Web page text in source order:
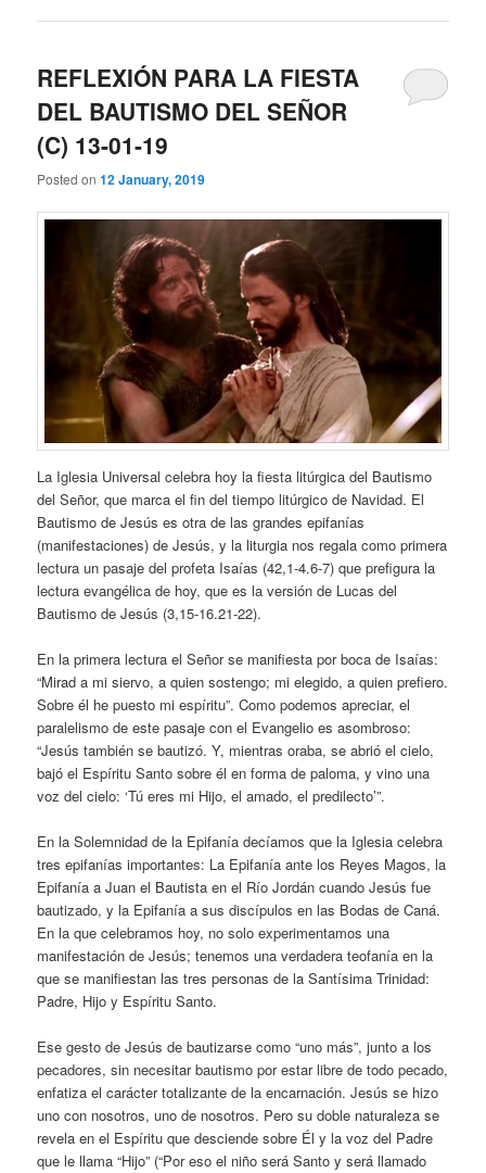
REFLEXIÓN PARA LA FIESTA
DEL BAUTISMO DEL SEÑOR
(C) 13-01-19
Posted on12 January, 2019
La Iglesia Universal celebra hoy la fiesta litúrgica del Bautismo
del Señor, que marca el fin del tiempo litúrgico de Navidad. El
Bautismo de Jesús es otra de las grandes epifanías
(manifestaciones) de Jesús, y la liturgia nos regala como primera
lectura un pasaje del profeta Isaías (42,1-4.6-7) que prefigura la
lectura evangélica de hoy, que es la versión de Lucas del
Bautismo de Jesús (3,15-16.21-22).
En la primera lectura el Señor se manifiesta por boca de Isaías:
“Mirad a mi siervo, a quien sostengo; mi elegido, a quien prefiero.
Sobre él he puesto mi espíritu”. Como podemos apreciar, el
paralelismo de este pasaje con el Evangelio es asombroso:
“Jesús también se bautizó. Y, mientras oraba, se abrió el cielo,
bajó el Espíritu Santo sobre él en forma de paloma, y vino una
voz del cielo: ‘Tú eres mi Hijo, el amado, el predilecto’”.
En la Solemnidad de la Epifanía decíamos que la Iglesia celebra
tres epifanías importantes: La Epifanía ante los Reyes Magos, la
Epifanía a Juan el Bautista en el Río Jordán cuando Jesús fue
bautizado, y la Epifanía a sus discípulos en las Bodas de Caná.
En la que celebramos hoy, no solo experimentamos una
manifestación de Jesús; tenemos una verdadera teofanía en la
que se manifiestan las tres personas de la Santísima Trinidad:
Padre, Hijo y Espíritu Santo.
Ese gesto de Jesús de bautizarse como “uno más”, junto a los
pecadores, sin necesitar bautismo por estar libre de todo pecado,
enfatiza el carácter totalizante de la encarnación. Jesús se hizo
uno con nosotros, uno de nosotros. Pero su doble naturaleza se
revela en el Espíritu que desciende sobre Él y la voz del Padre
que le llama “Hijo” (“Por eso el niño será Santo y será llamado